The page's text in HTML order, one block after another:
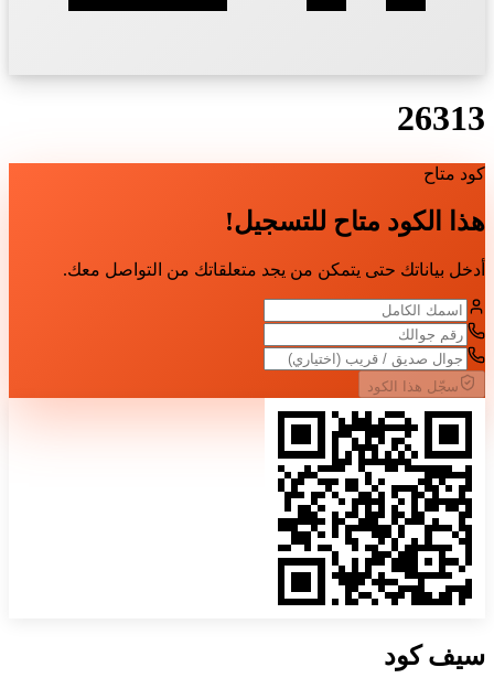
26313
كود متاح
هذا الكود متاح للتسجيل!
أدخل بياناتك حتى يتمكن من يجد متعلقاتك من التواصل معك.
سجّل هذا الكود
سيفكود